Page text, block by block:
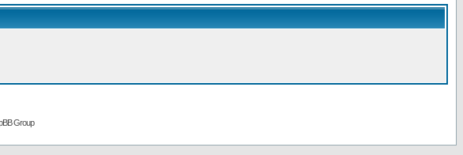
Group